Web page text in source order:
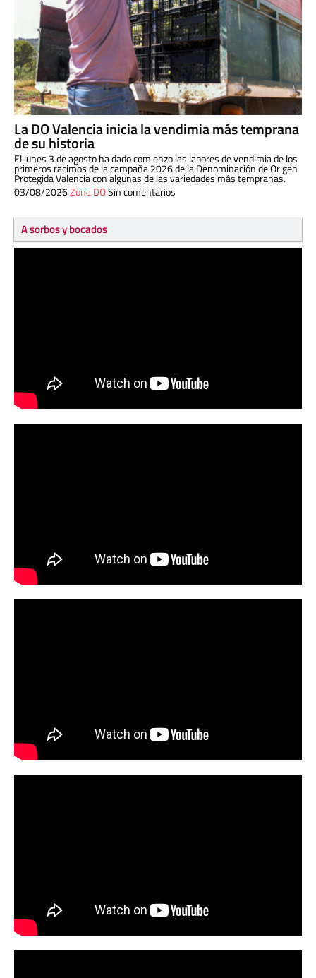
La DO Valencia inicia la vendimia más temprana
de su historia
El lunes 3 de agosto ha dado comienzo las labores de vendimia de los
primeros racimos de la campaña 2026 de la Denominación de Origen
Protegida Valencia con algunas de las variedades más tempranas.
03/08/2026Zona DOSin comentarios
A sorbos y bocados